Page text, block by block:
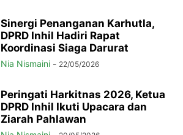
Sinergi Penanganan Karhutla,
DPRD Inhil Hadiri Rapat
Koordinasi Siaga Darurat
Nia Nismaini - 22/05/2026
Peringati Harkitnas 2026, Ketua
DPRD Inhil Ikuti Upacara dan
Ziarah Pahlawan